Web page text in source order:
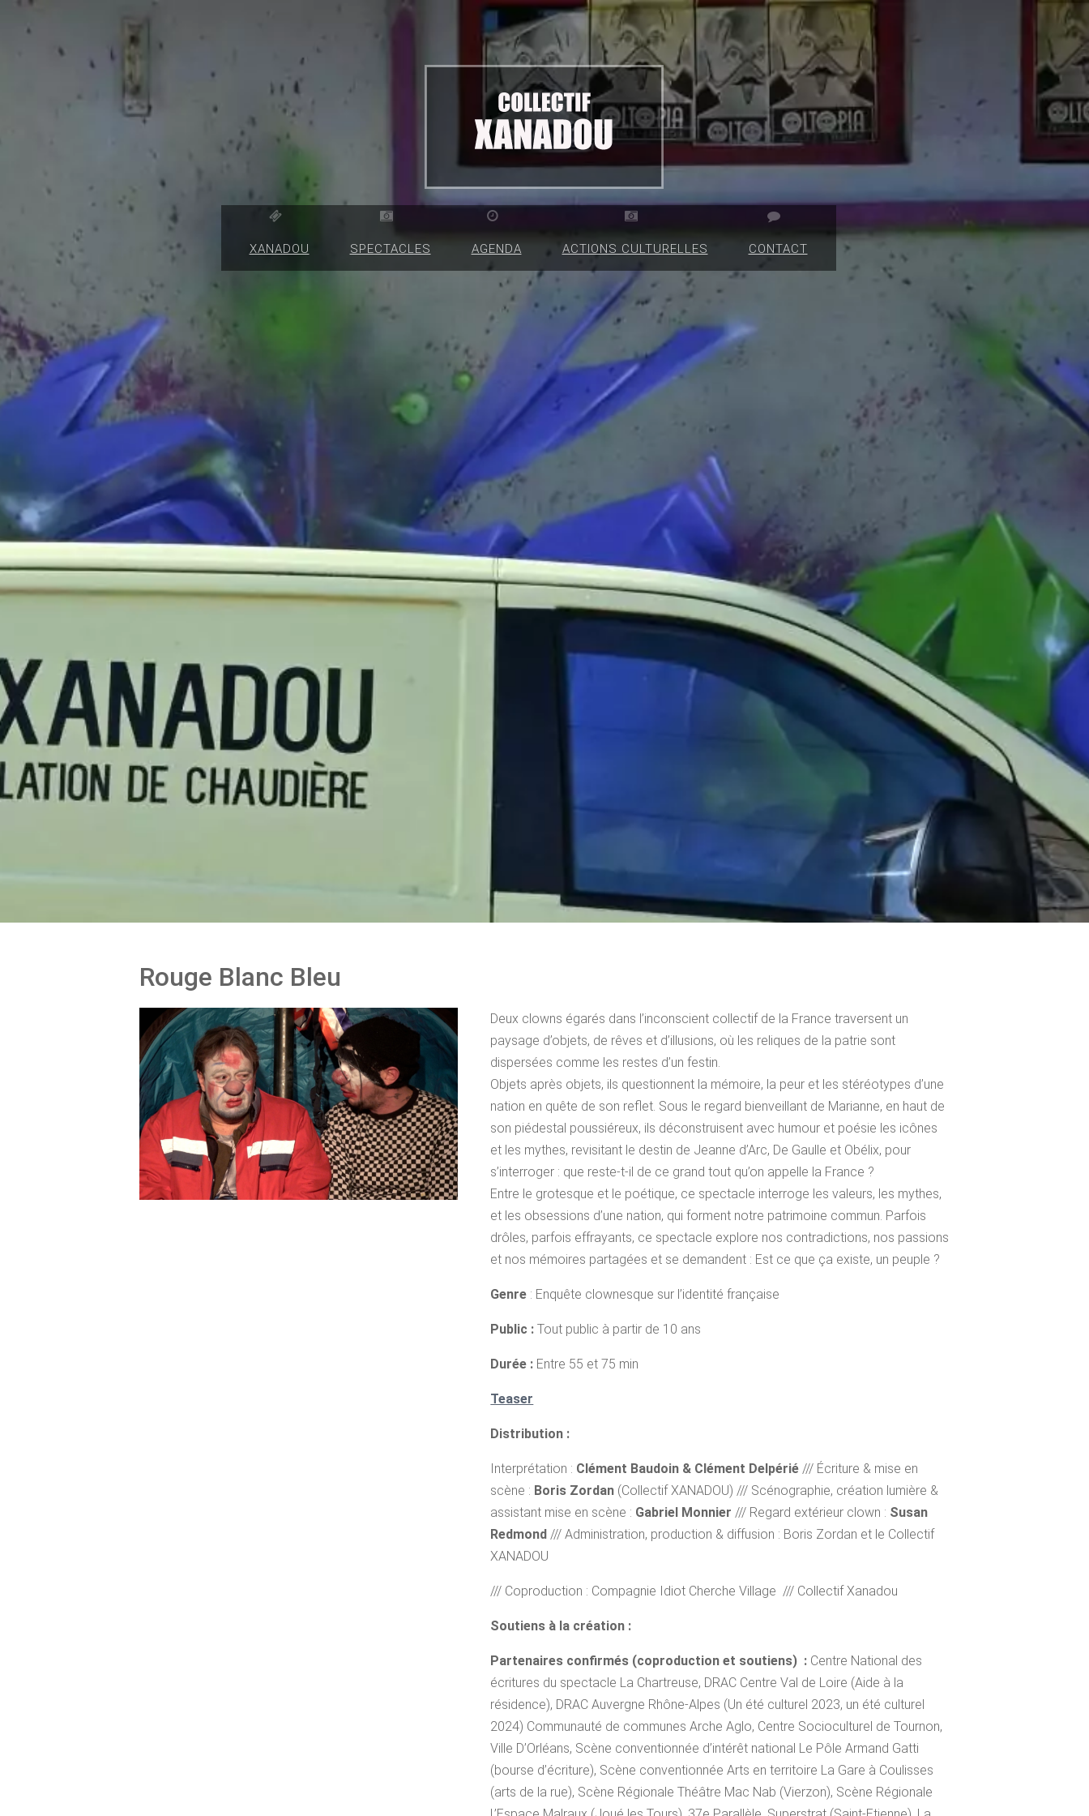
XANADOU SPECTACLES AGENDA ACTIONS CULTURELLES CONTACT
Rouge Blanc Bleu
Deux clowns égarés dans l’inconscient collectif de la France traversent un
paysage d’objets, de rêves et d’illusions, où les reliques de la patrie sont
dispersées comme les restes d’un festin.
Objets après objets, ils questionnent la mémoire, la peur et les stéréotypes d’une
nation en quête de son reflet. Sous le regard bienveillant de Marianne, en haut de
son piédestal poussiéreux, ils déconstruisent avec humour et poésie les icônes
et les mythes, revisitant le destin de Jeanne d’Arc, De Gaulle et Obélix, pour
s’interroger : que reste-t-il de ce grand tout qu’on appelle la France ?
Entre le grotesque et le poétique, ce spectacle interroge les valeurs, les mythes,
et les obsessions d’une nation, qui forment notre patrimoine commun. Parfois
drôles, parfois effrayants, ce spectacle explore nos contradictions, nos passions
et nos mémoires partagées et se demandent : Est ce que ça existe, un peuple ?
Genre : Enquête clownesque sur l’identité française
Public : Tout public à partir de 10 ans
Durée : Entre 55 et 75 min
Teaser
Distribution :
Interprétation : Clément Baudoin & Clément Delpérié /// Écriture & mise en
scène : Boris Zordan (Collectif XANADOU) /// Scénographie, création lumière &
assistant mise en scène : Gabriel Monnier /// Regard extérieur clown : Susan
Redmond /// Administration, production & diffusion : Boris Zordan et le Collectif
XANADOU
/// Coproduction : Compagnie Idiot Cherche Village /// Collectif Xanadou
Soutiens à la création :
Partenaires confirmés (coproduction et soutiens) : Centre National des
écritures du spectacle La Chartreuse, DRAC Centre Val de Loire (Aide à la
résidence), DRAC Auvergne Rhône-Alpes (Un été culturel 2023, un été culturel
2024) Communauté de communes Arche Aglo, Centre Socioculturel de Tournon,
Ville D’Orléans, Scène conventionnée d’intérêt national Le Pôle Armand Gatti
(bourse d’écriture), Scène conventionnée Arts en territoire La Gare à Coulisses
(arts de la rue), Scène Régionale Théâtre Mac Nab (Vierzon), Scène Régionale